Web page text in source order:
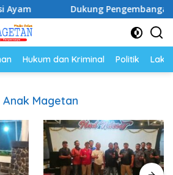
Dukung Pengembangan Kampus
Hukum dan Kriminal Politik
Magetan